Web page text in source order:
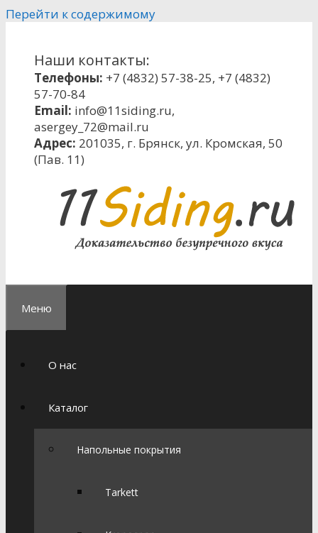
Перейти к содержимому
Наши контакты:
Телефоны: +7 (4832) 57-38-25, +7 (4832)
57-70-84
Email: info@11siding.ru,
asergey_72@mail.ru
Адрес: 201035, г. Брянск, ул. Кромская, 50
(Пав. 11)
Меню
О нас
Каталог
Напольные покрытия
Tarkett